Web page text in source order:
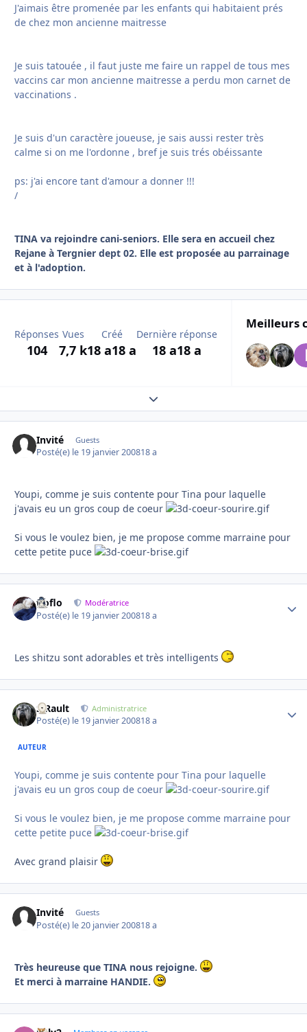
J'aimais être promenée par les enfants qui habitaient prés
de chez mon ancienne maitresse
Je suis tatouée , il faut juste me faire un rappel de tous mes
vaccins car mon ancienne maitresse a perdu mon carnet de
vaccinations .
Je suis d'un caractère joueuse, je sais aussi rester très
calme si on me l'ordonne , bref je suis trés obéissante
ps: j'ai encore tant d'amour a donner !!!
/
TINA va rejoindre cani-seniors. Elle sera en accueil chez
Rejane à Tergnier dept 02. Elle est proposée au parrainage
et à l'adoption.
Réponses
104
Vues
7,7 k
Créé
18 a18 a
Dernière réponse
18 a18 a
Meilleurs
Expand topic overview
Invité Guests
Posté(e) le 19 janvier 200818 a
Youpi, comme je suis contente pour Tina pour laquelle
j'avais eu un gros coup de coeur
Si vous le voulez bien, je me propose comme marraine pour
cette petite puce
floflo Modératrice
Posté(e) le 19 janvier 200818 a
Les shitzu sont adorables et très intelligents
S.Rault Administratrice
Posté(e) le 19 janvier 200818 a
AUTEUR
Youpi, comme je suis contente pour Tina pour laquelle
j'avais eu un gros coup de coeur
Si vous le voulez bien, je me propose comme marraine pour
cette petite puce
Avec grand plaisir
Invité Guests
Posté(e) le 20 janvier 200818 a
Très heureuse que TINA nous rejoigne.
Et merci à marraine HANDIE.